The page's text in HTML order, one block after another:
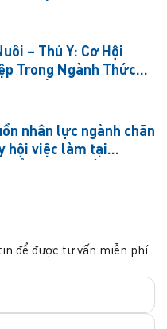
– Thú Y: Cơ Hội
Trong Ngành Thức
nhân lực ngành chăn
hội việc làm tại
để được tư vấn miễn phí.